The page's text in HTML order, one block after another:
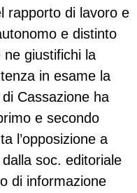
rapporto di lavoro e
e distinto
giustifichi la
in esame la
Cassazione ha
e secondo
l’opposizione a
soc. editoriale
di informazione